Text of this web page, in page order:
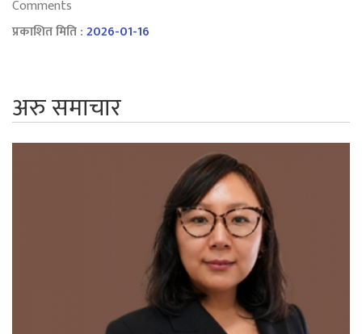
Comments
प्रकाशित मिति :2026-01-16
अरु समाचार